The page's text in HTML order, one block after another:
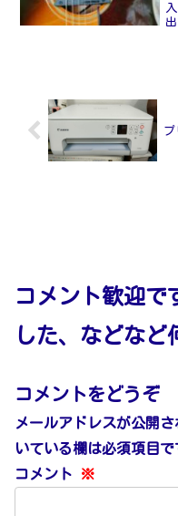
プ
コメント歓迎で
した、などなど
コメントをどうぞ
メールアドレスが公開さ
いている欄は必須項目で
コメント
※